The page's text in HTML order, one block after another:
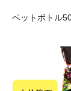
ペットボトル